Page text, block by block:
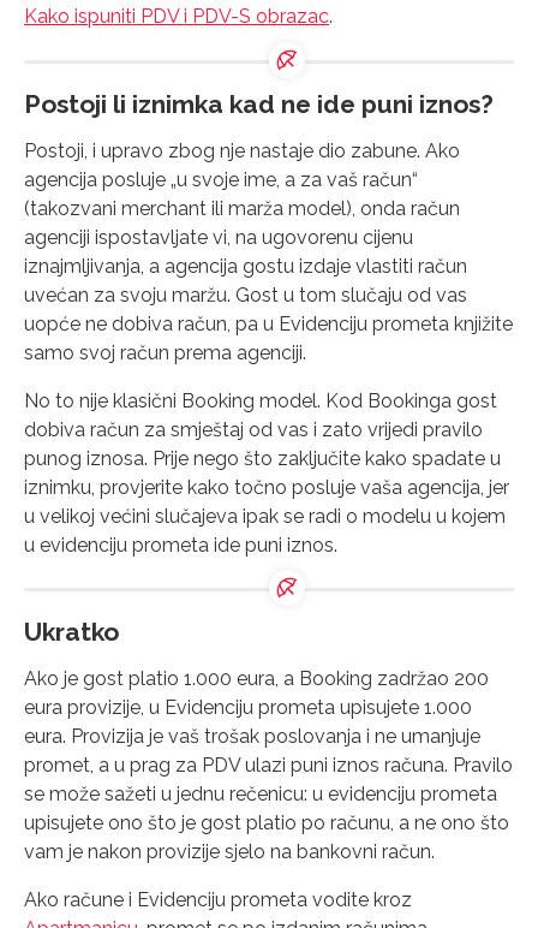
Kako ispuniti PDV i PDV-S obrazac.
Postoji li iznimka kad ne ide puni iznos?
Postoji, i upravo zbog nje nastaje dio zabune. Ako
agencija posluje „u svoje ime, a za vaš račun“
(takozvani merchant ili marža model), onda račun
agenciji ispostavljate vi, na ugovorenu cijenu
iznajmljivanja, a agencija gostu izdaje vlastiti račun
uvećan za svoju maržu. Gost u tom slučaju od vas
uopće ne dobiva račun, pa u Evidenciju prometa knjižite
samo svoj račun prema agenciji.
No to nije klasični Booking model. Kod Bookinga gost
dobiva račun za smještaj od vas i zato vrijedi pravilo
punog iznosa. Prije nego što zaključite kako spadate u
iznimku, provjerite kako točno posluje vaša agencija, jer
u velikoj većini slučajeva ipak se radi o modelu u kojem
u evidenciju prometa ide puni iznos.
Ukratko
Ako je gost platio 1.000 eura, a Booking zadržao 200
eura provizije, u Evidenciju prometa upisujete 1.000
eura. Provizija je vaš trošak poslovanja i ne umanjuje
promet, a u prag za PDV ulazi puni iznos računa. Pravilo
se može sažeti u jednu rečenicu: u evidenciju prometa
upisujete ono što je gost platio po računu, a ne ono što
vam je nakon provizije sjelo na bankovni račun.
Ako račune i Evidenciju prometa vodite kroz